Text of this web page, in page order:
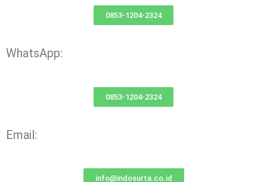
0853-1204-2324
WhatsApp:
0853-1204-2324
Email:
info@indosurta.co.id